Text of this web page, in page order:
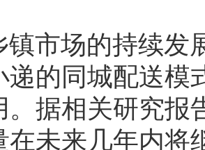
镇市场的持续发
递的同城配送模
。据相关研究报
在未来几年内将